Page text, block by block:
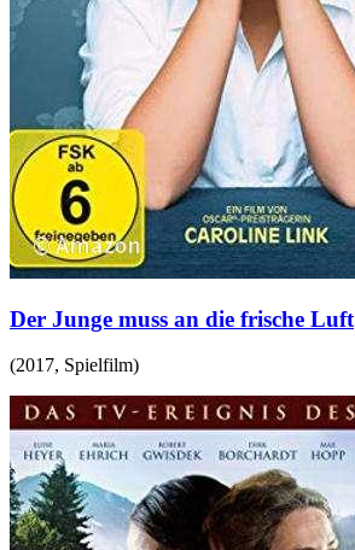
Der Junge muss an die frische Luft
(2017, Spielfilm)